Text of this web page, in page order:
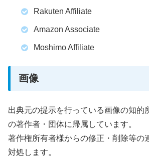
Rakuten Affiliate
Amazon Associate
Moshimo Affiliate
画像
出典元の提示を行っている画像の知的
の著作者・団体に帰属しています。
著作権所有者様からの修正・削除等の
対処します。